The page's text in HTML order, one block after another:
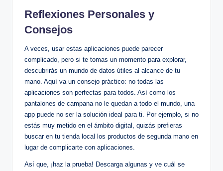
Reflexiones Personales y
Consejos
A veces, usar estas aplicaciones puede parecer
complicado, pero si te tomas un momento para explorar,
descubrirás un mundo de datos útiles al alcance de tu
mano. Aquí va un consejo práctico: no todas las
aplicaciones son perfectas para todos. Así como los
pantalones de campana no le quedan a todo el mundo, una
app puede no ser la solución ideal para ti. Por ejemplo, si no
estás muy metido en el ámbito digital, quizás prefieras
buscar en tu tienda local los productos de segunda mano en
lugar de complicarte con aplicaciones.
Así que, ¡haz la prueba! Descarga algunas y ve cuál se